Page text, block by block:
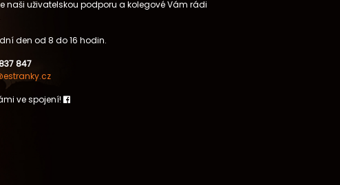
naši uživatelskou podporu a kolegové Vám rádi
den od 8 do 16 hodin.
847
ve spojení!